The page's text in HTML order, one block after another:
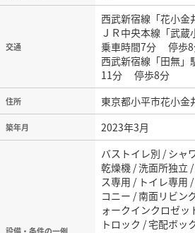
交通
西武新宿線「花小金
ＪＲ中央本線「武
乗車時間7分 停歩8
西武新宿線「田無
11分 停歩8分
住所 東京都小平市花小金
築年月 2023年3月
バストイレ別 / シャ
乾燥機 / 洗面所独立
ス専用 / トイレ専用
コニー / 南面リビン
ォークインクロゼッ
トロック / 宅配ボッ